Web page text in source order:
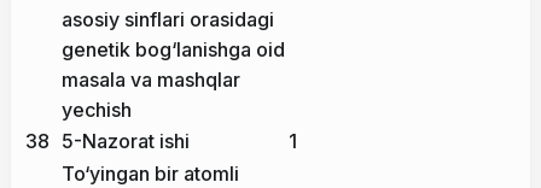
asosiy sinflari orasidagi
genetik bog‘lanishga oid
masala va mashqlar
yechish
38 5-Nazorat ishi 1
To‘yingan bir atomli